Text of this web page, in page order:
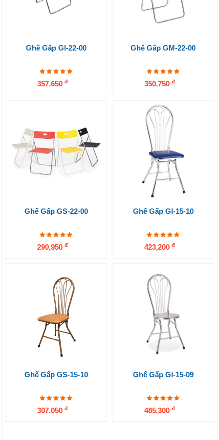
Ghế Gấp GI-22-00
357,650 đ
Ghế Gấp GM-22-00
350,750 đ
Ghế Gấp GS-22-00
290,950 đ
Ghế Gấp GI-15-10
423,200 đ
Ghế Gấp GS-15-10
307,050 đ
Ghế Gấp GI-15-09
485,300 đ